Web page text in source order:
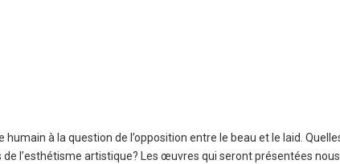
à la question de l’opposition entre le beau et le laid.
l’esthétisme artistique? Les œuvres qui seront présentées